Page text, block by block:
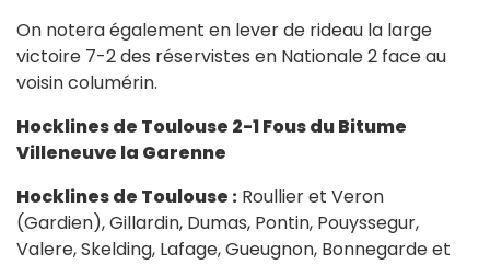
On notera également en lever de rideau la large
victoire 7-2 des réservistes en Nationale 2 face au
voisin columérin.
Hocklines de Toulouse 2-1 Fous du Bitume
Villeneuve la Garenne
Hocklines de Toulouse : Roullier et Veron
(Gardien), Gillardin, Dumas, Pontin, Pouyssegur,
Valere, Skelding, Lafage, Gueugnon, Bonnegarde et